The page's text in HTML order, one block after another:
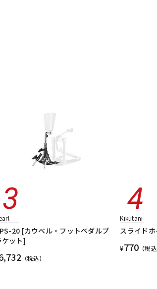
20 [カウベル・フットペダルブ
ケット]
（税込）
Kikutani
スライド
¥770 （税込